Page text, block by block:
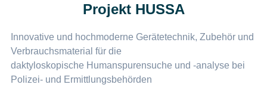
Projekt HUSSA
Innovative und hochmoderne Gerätetechnik, Zubehör und
Verbrauchsmaterial für die
daktyloskopische Humanspurensuche und -analyse bei
Polizei- und Ermittlungsbehörden